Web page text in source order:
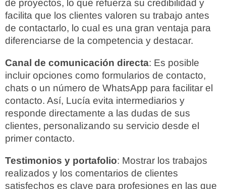
de proyectos, lo que refuerza su credibilidad y
facilita que los clientes valoren su trabajo antes
de contactarlo, lo cual es una gran ventaja para
diferenciarse de la competencia y destacar.
Canal de comunicación directa: Es posible
incluir opciones como formularios de contacto,
chats o un número de WhatsApp para facilitar el
contacto. Así, Lucía evita intermediarios y
responde directamente a las dudas de sus
clientes, personalizando su servicio desde el
primer contacto.
Testimonios y portafolio: Mostrar los trabajos
realizados y los comentarios de clientes
satisfechos es clave para profesiones en las que